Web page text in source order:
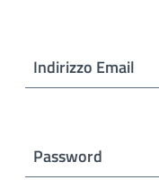
Indirizzo Email
Password